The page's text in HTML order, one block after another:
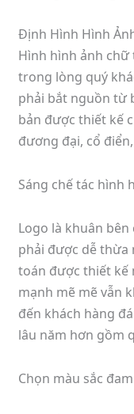
Định Hình Hình
Hình hình ảnh
trong lòng quý
phải bắt nguồn từ
bản được thiết kế
đương đại, cổ
Sáng chế tác hình
Logo là khuân
phải được dễ thừa
toán được thiết kế
mạnh mẽ mẽ vẫn
đến khách hàng
lâu năm hơn gồm
Chọn màu sắc